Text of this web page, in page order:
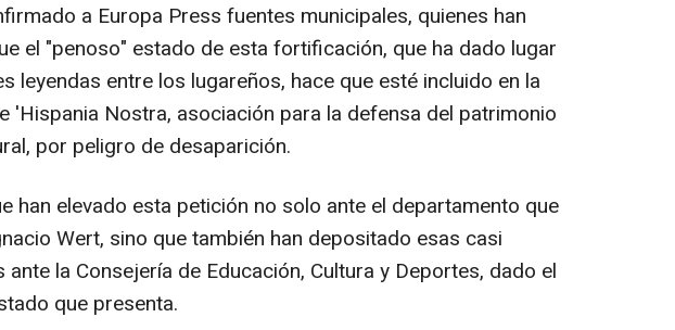
a Europa Press fuentes municipales, quienes han
el "penoso" estado de esta fortificación, que ha dado lugar
leyendas entre los lugareños, hace que esté incluido en la
'Hispania Nostra, asociación para la defensa del patrimonio
por peligro de desaparición.
han elevado esta petición no solo ante el departamento que
Wert, sino que también han depositado esas casi
la Consejería de Educación, Cultura y Deportes, dado el
que presenta.